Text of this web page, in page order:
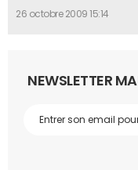
26 octobre 2009 15:14
NEWSLETTER